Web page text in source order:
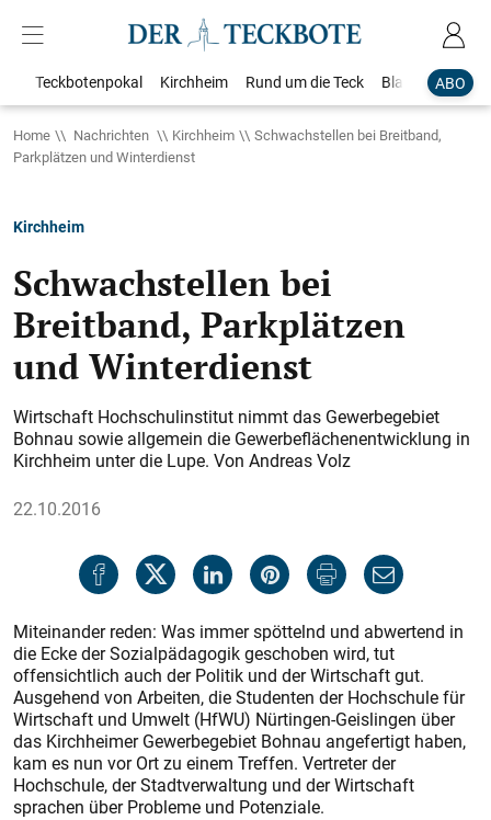
ABO
Teckbotenpokal Kirchheim Rund um die Teck Blaulicht
Home Nachrichten Kirchheim
Schwachstellen bei Breitband,
Parkplätzen und Winterdienst
Kirchheim
Schwachstellen bei
Breitband, Parkplätzen
und Winterdienst
Wirtschaft Hochschulinstitut nimmt das Gewerbegebiet
Bohnau sowie allgemein die Gewerbeflächenentwicklung in
Kirchheim unter die Lupe. Von Andreas Volz
22.10.2016
Miteinander reden: Was immer spöttelnd und abwertend in
die Ecke der Sozialpädagogik geschoben wird, tut
offensichtlich auch der Politik und der Wirtschaft gut.
Ausgehend von Arbeiten, die Studenten der Hochschule für
Wirtschaft und Umwelt (HfWU) Nürtingen-Geislingen über
das Kirchheimer Gewerbegebiet Bohnau angefertigt haben,
kam es nun vor Ort zu einem Treffen. Vertreter der
Hochschule, der Stadtverwaltung und der Wirtschaft
sprachen über Probleme und Potenziale.